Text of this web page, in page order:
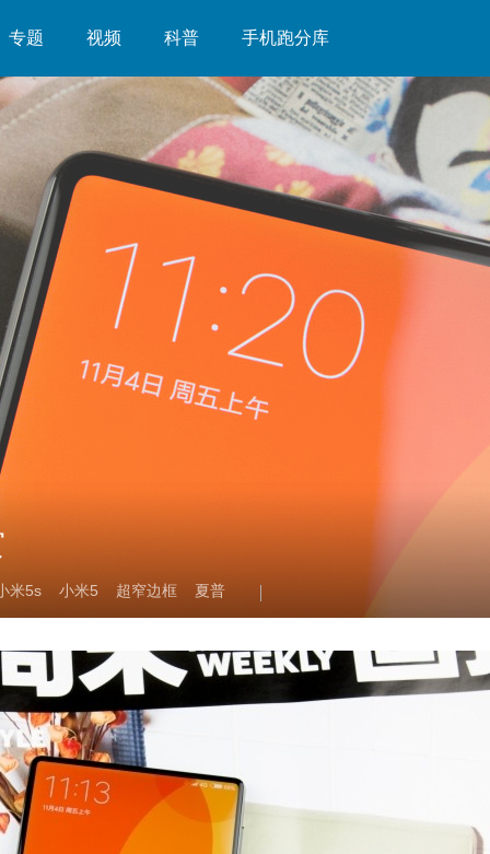
专题 视频 科普 手机跑分库
米5s 小米5 超窄边框 夏普